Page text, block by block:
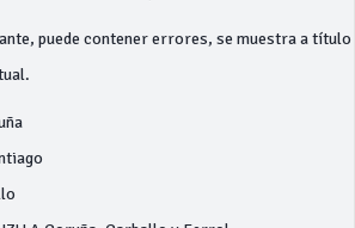
puede contener errores, se muestra a título